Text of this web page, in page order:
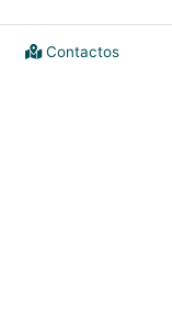
Contactos